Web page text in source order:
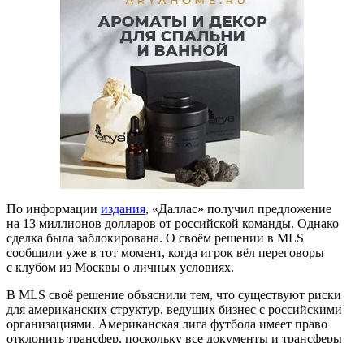
По информации издания, «Даллас» получил предложение
на 13 миллионов долларов от российской команды. Однако
сделка была заблокирована. О своём решении в MLS
сообщили уже в тот момент, когда игрок вёл переговоры
с клубом из Москвы о личных условиях.
В MLS своё решение объяснили тем, что существуют риски
для американских структур, ведущих бизнес с российскими
организациями. Американская лига футбола имеет право
отклонить трансфер, поскольку все документы и трансферы